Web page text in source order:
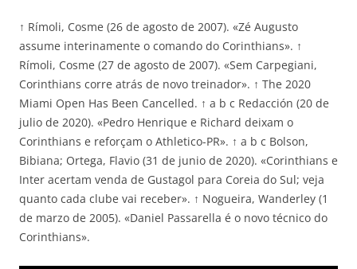
↑ Rímoli, Cosme (26 de agosto de 2007). «Zé Augusto
assume interinamente o comando do Corinthians». ↑
Rímoli, Cosme (27 de agosto de 2007). «Sem Carpegiani,
Corinthians corre atrás de novo treinador». ↑ The 2020
Miami Open Has Been Cancelled. ↑ a b c Redacción (20 de
julio de 2020). «Pedro Henrique e Richard deixam o
Corinthians e reforçam o Athletico-PR». ↑ a b c Bolson,
Bibiana; Ortega, Flavio (31 de junio de 2020). «Corinthians e
Inter acertam venda de Gustagol para Coreia do Sul; veja
quanto cada clube vai receber». ↑ Nogueira, Wanderley (1
de marzo de 2005). «Daniel Passarella é o novo técnico do
Corinthians».